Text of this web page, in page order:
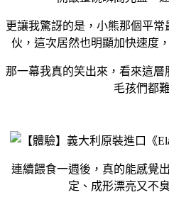
更讓我驚訝的是，小熊那個平
伙，這次居然也明顯加快速度
那一幕我真的笑出來，看來這
毛孩們都
連續餵食一週後，真的能感覺
定、成形漂亮又不